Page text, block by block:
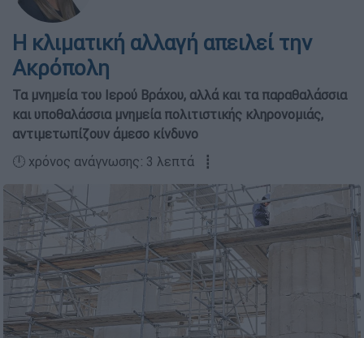
Η κλιµατική αλλαγή απειλεί την
Ακρόπολη
Τα µνηµεία του Ιερού Βράχου, αλλά και τα παραθαλάσσια
και υποθαλάσσια µνηµεία πολιτιστικής κληρονοµιάς,
αντιµετωπίζουν άµεσο κίνδυνο
🕛 χρόνος ανάγνωσης: 3 λεπτά ┋